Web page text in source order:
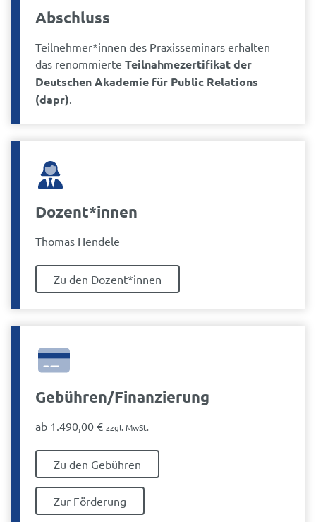
Abschluss
Teilnehmer*innen des Praxisseminars erhalten
das renommierte Teilnahmezertifikat der
Deutschen Akademie für Public Relations
(dapr)
Dozent*innen
Thomas Hendele
Zu den Dozent*innen
Gebühren/Finanzierung
ab 1.490,00 € zzgl. MwSt.
Zu den Gebühren
Zur Förderung